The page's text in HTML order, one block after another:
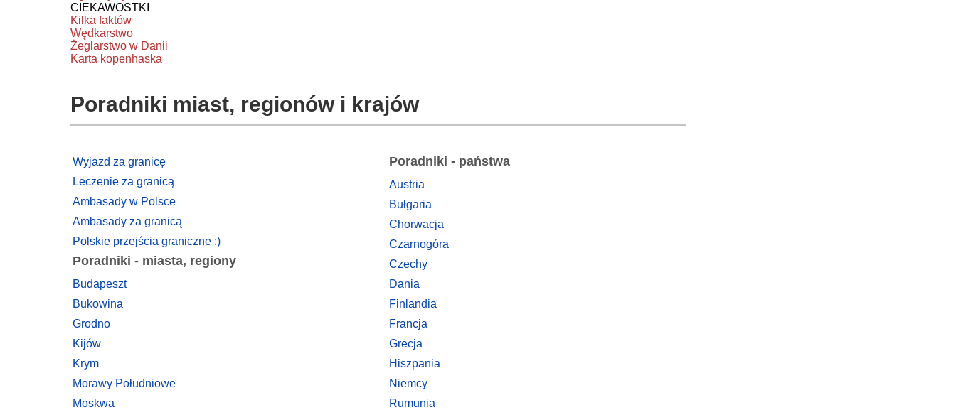
CIEKAWOSTKI
Kilka faktów
Wędkarstwo
Żeglarstwo w Danii
Karta kopenhaska
Poradniki miast, regionów i krajów
Wyjazd za granicę
Leczenie za granicą
Ambasady w Polsce
Ambasady za granicą
Polskie przejścia graniczne :)
Poradniki - miasta, regiony
Budapeszt
Bukowina
Grodno
Kijów
Krym
Morawy Południowe
Moskwa
Poradniki - państwa
Austria
Bułgaria
Chorwacja
Czarnogóra
Czechy
Dania
Finlandia
Francja
Grecja
Hiszpania
Niemcy
Rumunia